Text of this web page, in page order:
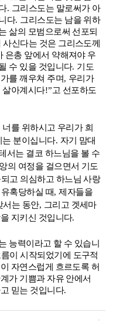
. 그리스도는 말로써가 아
다. 그리스도는 남을 위하
삶의 모범으로써 선포되
신다는 것은 그리스도께
은총 앞에서 약해져야 우
수 있을 것입니다. 기도
를 깨우쳐 주며, 우리가
살아계시다!”고 선포하도
를 위하시고 우리가 희
는 분이십니다. 자기 맘대
서는 결코 하느님을 볼 수
의 여정을 걸으면서 기도
고 의심하고 하느님 사랑
혹당하실 때,제자들을
서는 동안, 그리고 겟세마
지키신 것입니다.
능력이라고 할 수 있습니
이 시작되었기에 도구적
자연스럽게 흐르도록 허
가 기쁨과 자유 안에서
믿는 것입니다.